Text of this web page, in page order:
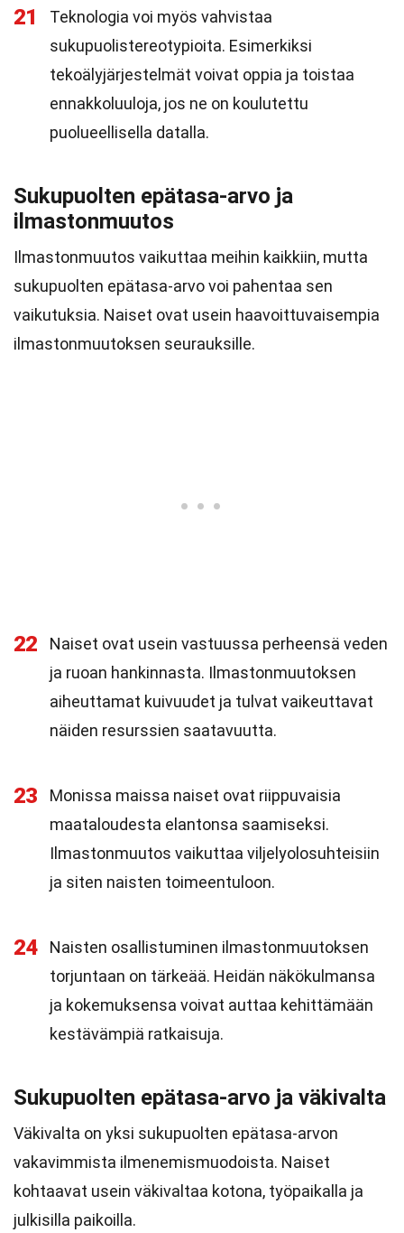
21
Teknologia voi myös vahvistaa
sukupuolistereotypioita. Esimerkiksi
tekoälyjärjestelmät voivat oppia ja toistaa
ennakkoluuloja, jos ne on koulutettu
puolueellisella datalla.
Sukupuolten epätasa-arvo ja
ilmastonmuutos
Ilmastonmuutos vaikuttaa meihin kaikkiin, mutta
sukupuolten epätasa-arvo voi pahentaa sen
vaikutuksia. Naiset ovat usein haavoittuvaisempia
ilmastonmuutoksen seurauksille.
22
Naiset ovat usein vastuussa perheensä veden
ja ruoan hankinnasta. Ilmastonmuutoksen
aiheuttamat kuivuudet ja tulvat vaikeuttavat
näiden resurssien saatavuutta.
23
Monissa maissa naiset ovat riippuvaisia
maataloudesta elantonsa saamiseksi.
Ilmastonmuutos vaikuttaa viljelyolosuhteisiin
ja siten naisten toimeentuloon.
24
Naisten osallistuminen ilmastonmuutoksen
torjuntaan on tärkeää. Heidän näkökulmansa
ja kokemuksensa voivat auttaa kehittämään
kestävämpiä ratkaisuja.
Sukupuolten epätasa-arvo ja väkivalta
Väkivalta on yksi sukupuolten epätasa-arvon
vakavimmista ilmenemismuodoista. Naiset
kohtaavat usein väkivaltaa kotona, työpaikalla ja
julkisilla paikoilla.